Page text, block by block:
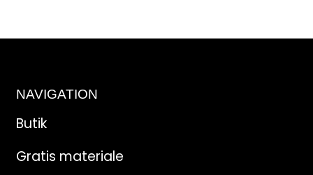
NAVIGATION
Butik
Gratis materiale